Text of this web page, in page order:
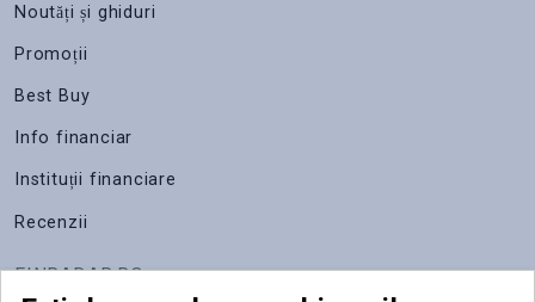
Noutăți și ghiduri
Promoții
Best Buy
Info financiar
Instituții financiare
Recenzii
FINRADAR.RO